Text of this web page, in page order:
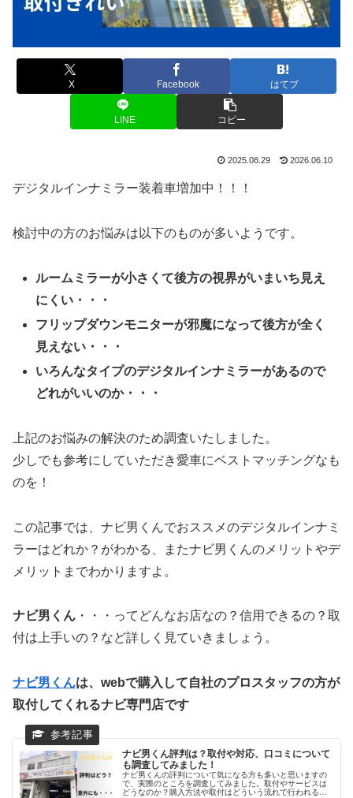
X Facebook はてブ
LINE コピー
2025.08.29 2026.06.10
デジタルインナミラー装着車増加中！！！
検討中の方のお悩みは以下のものが多いようです。
ルームミラーが小さくて後方の視界がいまいち見え
にくい・・・
フリップダウンモニターが邪魔になって後方が全く
見えない・・・
いろんなタイプのデジタルインナミラーがあるので
どれがいいのか・・・
上記のお悩みの解決のため調査いたしました。
少しでも参考にしていただき愛車にベストマッチングなも
のを！
この記事では、ナビ男くんでおススメのデジタルインナミ
ラーはどれか？がわかる、またナビ男くんのメリットやデ
メリットまでわかりますよ。
ナビ男くん ・・・ってどんなお店なの？信用できるの？取
付は上手いの？など詳しく見ていきましょう。
ナビ男くんは、webで購入して自社のプロスタッフの方が
取付してくれるナビ専門店です
ナビ男くん評判は？取付や対応、口コミについて
も調査してみました！
ナビ男くんの評判について気になる方も多いと思いますの
で、実際のところを調査してみました。取付やサービスは
どうなのか？購入方法や取付はどういう流れで行われるの